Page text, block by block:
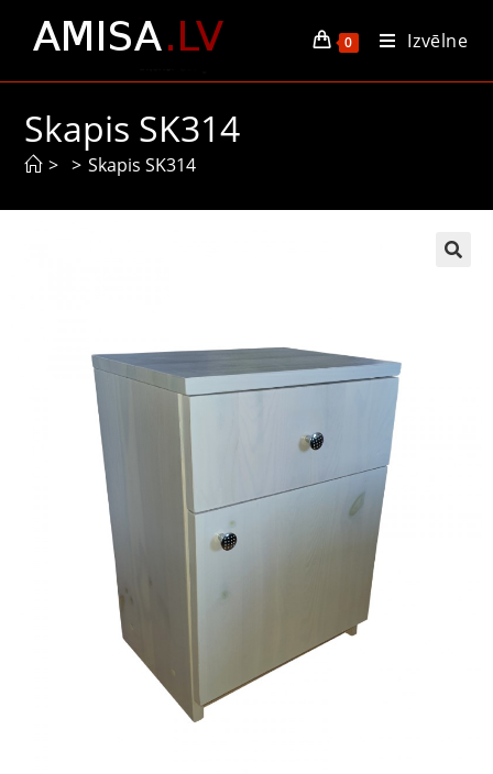
0 Izvēlne
Skapis SK314
> > Skapis SK314